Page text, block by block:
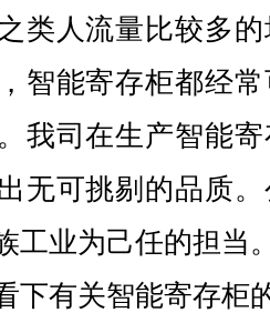
类人流量比较多
智能寄存柜都经
我司在生产智能
无可挑剔的品质
工业为己任的担当
有关智能寄存柜